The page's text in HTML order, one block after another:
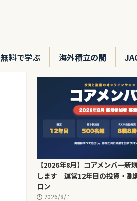
無料で学ぶ 海外積立の闇
【2026年8月】コアメンバー新
します｜運営12年目の投資・副
ロン
2026/8/7